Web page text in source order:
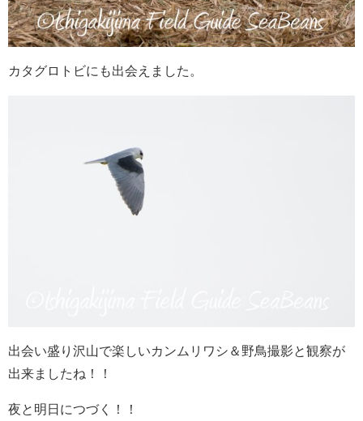
カタグロトビにも出会えました。
出会い盛り沢山で楽しいカンムリワシ＆野鳥撮影と観察が
出来ましたね！！
夜と明日につづく！！